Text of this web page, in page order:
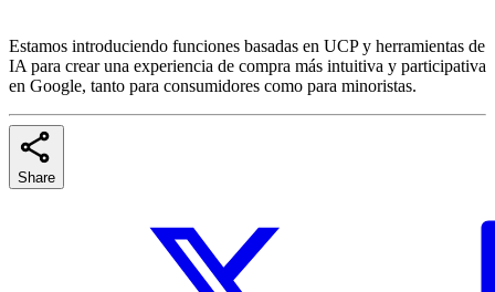
Estamos introduciendo funciones basadas en UCP y herramientas de
IA para crear una experiencia de compra más intuitiva y participativa
en Google, tanto para consumidores como para minoristas.
Share